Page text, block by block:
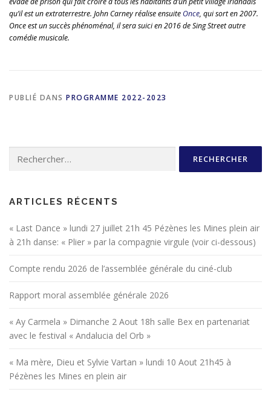
qu’il est un extraterrestre. John Carney réalise ensuite Once, qui sort en 2007.
Once est un succès phénoménal, il sera suici en 2016 de Sing Street autre
comédie musicale.
PUBLIÉ DANS PROGRAMME 2022-2023
ARTICLES RÉCENTS
« Last Dance » lundi 27 juillet 21h 45 Pézènes les Mines plein air
à 21h danse: « Plier » par la compagnie virgule (voir ci-dessous)
Compte rendu 2026 de l’assemblée générale du ciné-club
Rapport moral assemblée générale 2026
« Ay Carmela » Dimanche 2 Aout 18h salle Bex en partenariat
avec le festival « Andalucia del Orb »
« Ma mère, Dieu et Sylvie Vartan » lundi 10 Aout 21h45 à
Pézènes les Mines en plein air